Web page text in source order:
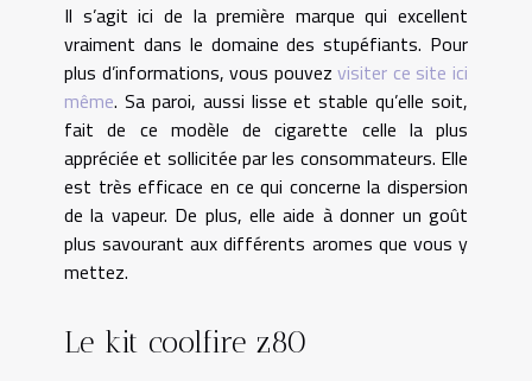
Il s’agit ici de la première marque qui excellent
vraiment dans le domaine des stupéfiants. Pour
plus d’informations, vous pouvezvisiter ce site ici
même. Sa paroi, aussi lisse et stable qu’elle soit,
fait de ce modèle de cigarette celle la plus
appréciée et sollicitée par les consommateurs. Elle
est très efficace en ce qui concerne la dispersion
de la vapeur. De plus, elle aide à donner un goût
plus savourant aux différents aromes que vous y
mettez.
Le kit coolfire z80